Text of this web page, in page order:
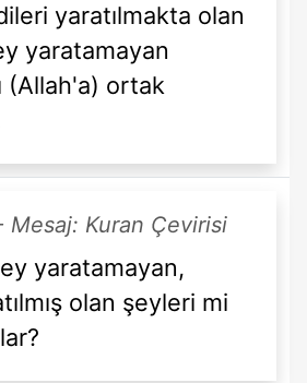
yaratılmakta olan
yaratamayan
(Allah'a) ortak
Mesaj: Kuran Çevirisi
yaratamayan,
olan şeyleri mi